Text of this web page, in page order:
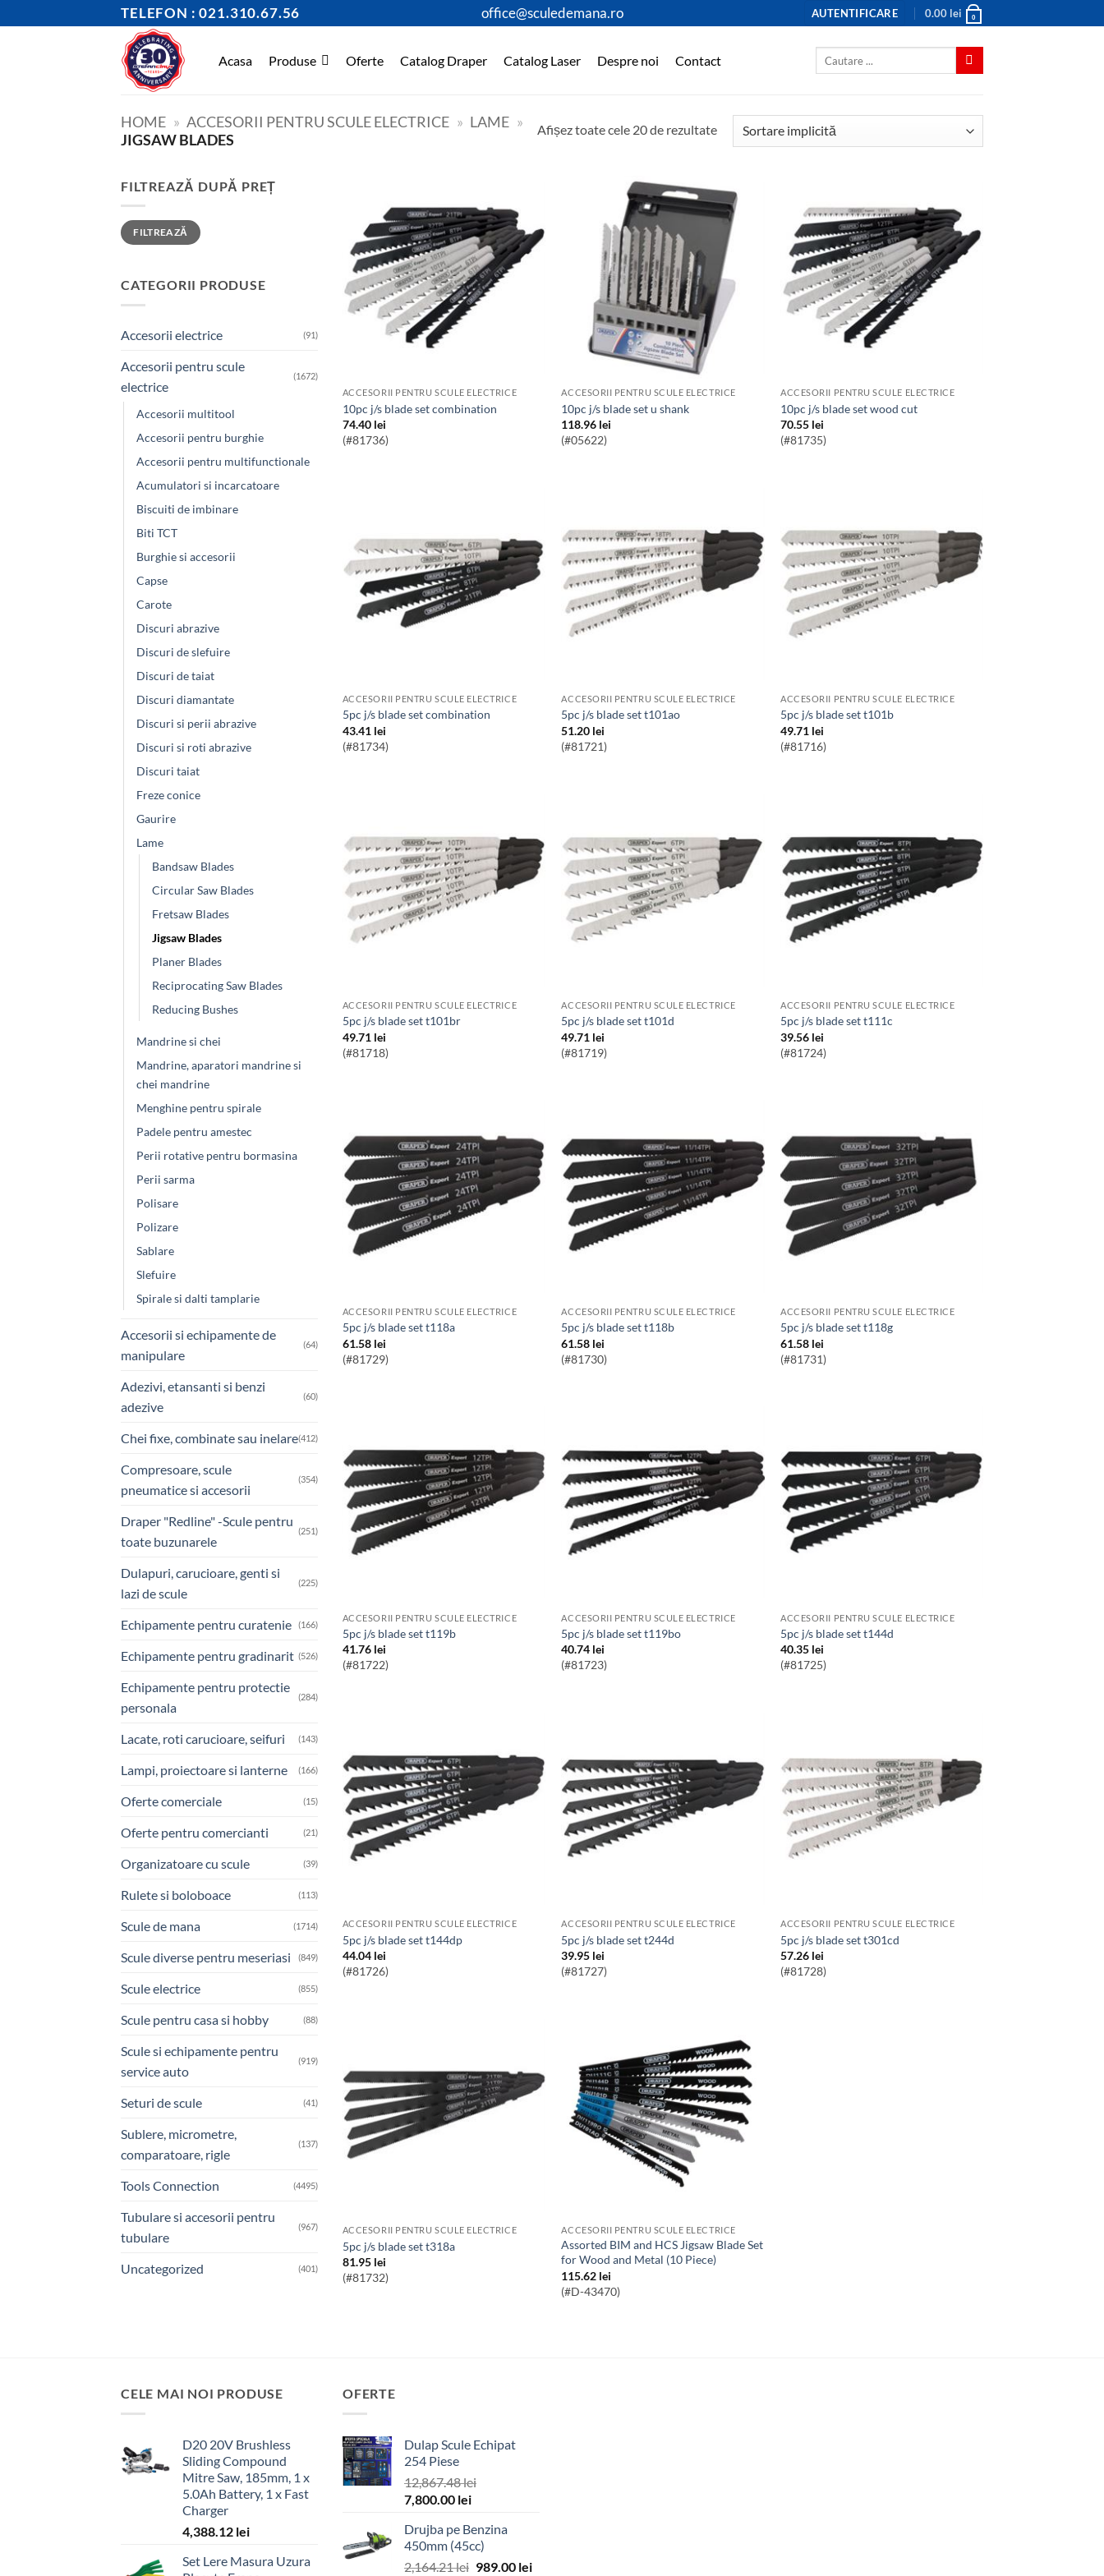
to
TELEFON : 021.310.67.56 office@sculedemana.ro AUTENTIFICARE 0.00 lei 0
Acasa Produse Oferte Catalog Draper Catalog Laser Despre noi Contact
HOME » ACCESORII PENTRU SCULE ELECTRICE » LAME »
JIGSAW BLADES
Afișez toate cele 20 de rezultate
FILTREAZĂ DUPĂ PREȚ
Preț
minim
Preț
maxim
FILTREAZĂ
CATEGORII PRODUSE
Accesorii electrice (91)
Accesorii pentru scule
electrice
(1672)
Accesorii multitool
Accesorii pentru burghie
Accesorii pentru multifunctionale
Acumulatori si incarcatoare
Biscuiti de imbinare
Biti TCT
Burghie si accesorii
Capse
Carote
Discuri abrazive
Discuri de slefuire
Discuri de taiat
Discuri diamantate
Discuri si perii abrazive
Discuri si roti abrazive
Discuri taiat
Freze conice
Gaurire
Lame
Bandsaw Blades
Circular Saw Blades
Fretsaw Blades
Jigsaw Blades
Planer Blades
Reciprocating Saw Blades
Reducing Bushes
Mandrine si chei
Mandrine, aparatori mandrine si
chei mandrine
Menghine pentru spirale
Padele pentru amestec
Perii rotative pentru bormasina
Perii sarma
Polisare
Polizare
Sablare
Slefuire
Spirale si dalti tamplarie
Accesorii si echipamente de
manipulare
(64)
Adezivi, etansanti si benzi
adezive
(60)
Chei fixe, combinate sau inelare(412)
Compresoare, scule
pneumatice si accesorii
(354)
Draper "Redline" -Scule pentru
toate buzunarele
(251)
Dulapuri, carucioare, genti si
lazi de scule
(225)
Echipamente pentru curatenie (166)
Echipamente pentru gradinarit (526)
Echipamente pentru protectie
personala
(284)
Lacate, roti carucioare, seifuri (143)
Lampi, proiectoare si lanterne (166)
Oferte comerciale (15)
Oferte pentru comercianti (21)
Organizatoare cu scule (39)
Rulete si boloboace (113)
Scule de mana (1714)
Scule diverse pentru meseriasi (849)
Scule electrice (855)
Scule pentru casa si hobby (88)
Scule si echipamente pentru
service auto
(919)
Seturi de scule (41)
Sublere, micrometre,
comparatoare, rigle
(137)
Tools Connection (4495)
Tubulare si accesorii pentru
tubulare
(967)
Uncategorized (401)
ACCESORII PENTRU SCULE ELECTRICE
10pc j/s blade set combination
74.40 lei
(#81736)
ACCESORII PENTRU SCULE ELECTRICE
10pc j/s blade set u shank
118.96 lei
(#05622)
ACCESORII PENTRU SCULE ELECTRICE
10pc j/s blade set wood cut
70.55 lei
(#81735)
ACCESORII PENTRU SCULE ELECTRICE
5pc j/s blade set combination
43.41 lei
(#81734)
ACCESORII PENTRU SCULE ELECTRICE
5pc j/s blade set t101ao
51.20 lei
(#81721)
ACCESORII PENTRU SCULE ELECTRICE
5pc j/s blade set t101b
49.71 lei
(#81716)
ACCESORII PENTRU SCULE ELECTRICE
5pc j/s blade set t101br
49.71 lei
(#81718)
ACCESORII PENTRU SCULE ELECTRICE
5pc j/s blade set t101d
49.71 lei
(#81719)
ACCESORII PENTRU SCULE ELECTRICE
5pc j/s blade set t111c
39.56 lei
(#81724)
ACCESORII PENTRU SCULE ELECTRICE
5pc j/s blade set t118a
61.58 lei
(#81729)
ACCESORII PENTRU SCULE ELECTRICE
5pc j/s blade set t118b
61.58 lei
(#81730)
ACCESORII PENTRU SCULE ELECTRICE
5pc j/s blade set t118g
61.58 lei
(#81731)
ACCESORII PENTRU SCULE ELECTRICE
5pc j/s blade set t119b
41.76 lei
(#81722)
ACCESORII PENTRU SCULE ELECTRICE
5pc j/s blade set t119bo
40.74 lei
(#81723)
ACCESORII PENTRU SCULE ELECTRICE
5pc j/s blade set t144d
40.35 lei
(#81725)
ACCESORII PENTRU SCULE ELECTRICE
5pc j/s blade set t144dp
44.04 lei
(#81726)
ACCESORII PENTRU SCULE ELECTRICE
5pc j/s blade set t244d
39.95 lei
(#81727)
ACCESORII PENTRU SCULE ELECTRICE
5pc j/s blade set t301cd
57.26 lei
(#81728)
ACCESORII PENTRU SCULE ELECTRICE
5pc j/s blade set t318a
81.95 lei
(#81732)
ACCESORII PENTRU SCULE ELECTRICE
Assorted BIM and HCS Jigsaw Blade Set
for Wood and Metal (10 Piece)
115.62 lei
(#D-43470)
CELE MAI NOI PRODUSE
D20 20V Brushless
Sliding Compound
Mitre Saw, 185mm, 1 x
5.0Ah Battery, 1 x Fast
Charger
4,388.12 lei
Set Lere Masura Uzura
OFERTE
Dulap Scule Echipat
254 Piese
12,867.48lei
Prețul
a
fost:
12,867.48 lei.
7,800.00 leiPrețul
este:
7,800.00 lei.
Drujba pe Benzina
450mm (45cc)
2,164.21lei Prețul
989.00 leiPrețul